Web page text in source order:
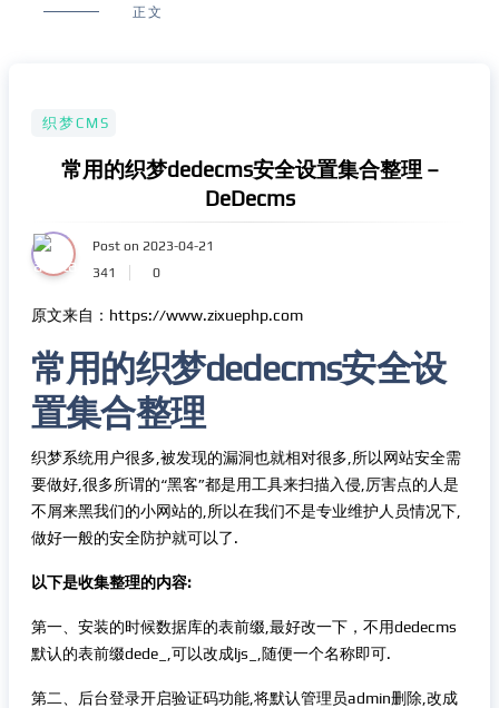
正文
织梦CMS
常用的织梦dedecms安全设置集合整理 –
DeDecms
Post on 2023-04-21
341
0
原文来自：https://www.zixuephp.com
常用的织梦dedecms安全设
置集合整理
织梦系统用户很多,被发现的漏洞也就相对很多,所以网站安全需
要做好,很多所谓的“黑客”都是用工具来扫描入侵,厉害点的人是
不屑来黑我们的小网站的,所以在我们不是专业维护人员情况下,
做好一般的安全防护就可以了.
以下是收集整理的内容:
第一、安装的时候数据库的表前缀,最好改一下，不用dedecms
默认的表前缀dede_,可以改成ljs_,随便一个名称即可.
第二、后台登录开启验证码功能,将默认管理员admin删除,改成